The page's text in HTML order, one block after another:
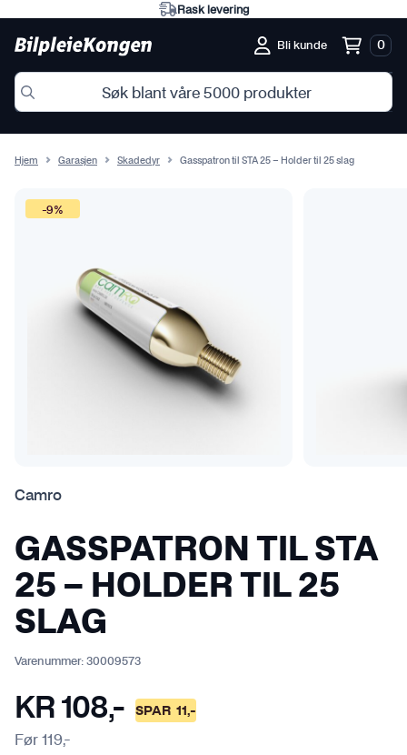
Rask levering
Bli kunde 0
Hjem Garasjen Skadedyr Gasspatron til STA 25 – Holder til 25 slag
-9%
Camro
GASSPATRON TIL STA
25 – HOLDER TIL 25
SLAG
Varenummer: 30009573
KR 108,- SPAR 11 ,-
Før119,-